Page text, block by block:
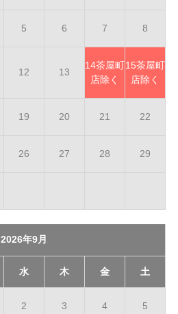
5 6 7 8
12 13
14茶屋町
店除く
15茶屋町
店除く
19 20 21 22
26 27 28 29
2026年9月
水 木 金 土
2 3 4 5